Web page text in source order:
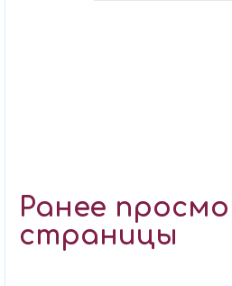
Ранее
страницы